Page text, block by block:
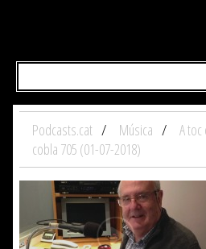
Podcasts.cat Música A
cobla 705 (01-07-2018)